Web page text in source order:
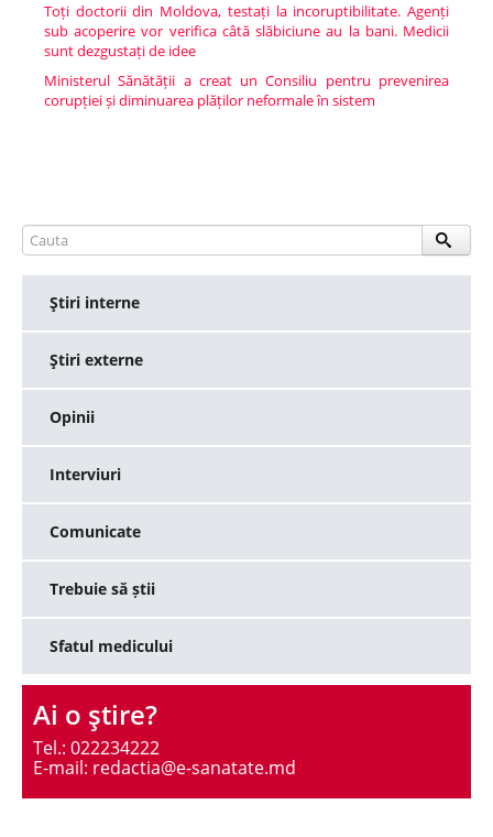
Toți doctorii din Moldova, testați la incoruptibilitate. Agenți
sub acoperire vor verifica câtă slăbiciune au la bani. Medicii
sunt dezgustați de idee
Ministerul Sănătății a creat un Consiliu pentru prevenirea
corupției și diminuarea plăților neformale în sistem
Ştiri interne
Ştiri externe
Opinii
Interviuri
Comunicate
Trebuie să știi
Sfatul medicului
Ai o ştire?
Tel.: 022234222
E-mail: redactia@e-sanatate.md